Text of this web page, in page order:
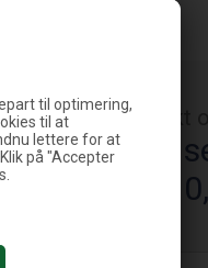
til optimering,
til at
lettere for at
på "Accepter
Kontakt
brugte 1½"
1,70 m Cc: